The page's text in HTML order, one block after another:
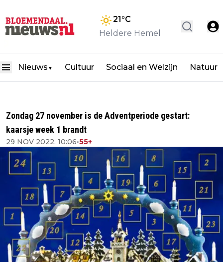
21°C
Heldere Hemel
Nieuws ▼ Cultuur Sociaal en Welzijn Natuur
Zondag 27 november is de Adventperiode gestart:
kaarsje week 1 brandt
29 NOV 2022, 10:06•55+